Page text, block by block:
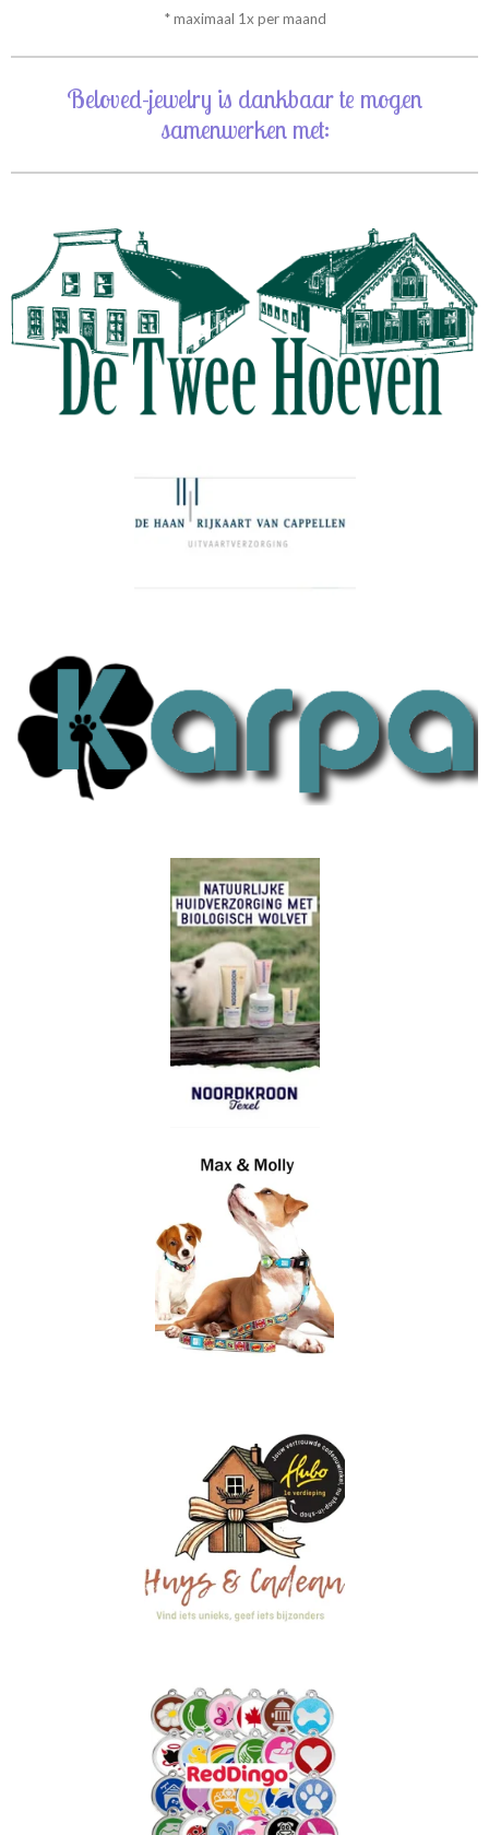
* maximaal 1x per maand
Beloved-jewelry is dankbaar te mogen
samenwerken met: